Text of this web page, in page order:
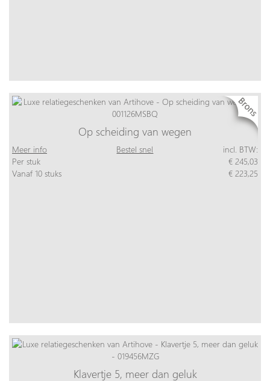
Op scheiding van wegen
Meer info Bestel snel
incl. BTW:
Per stuk
€ 245,03
Vanaf 10 stuks
€ 223,25
Klavertje 5, meer dan geluk